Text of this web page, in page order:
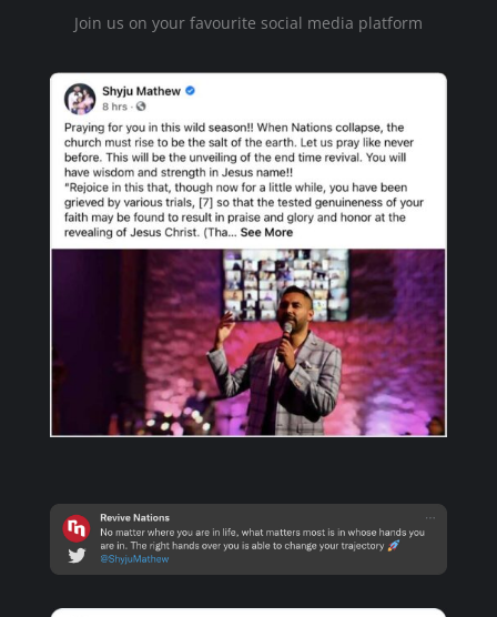
Join us on your favourite social media platform